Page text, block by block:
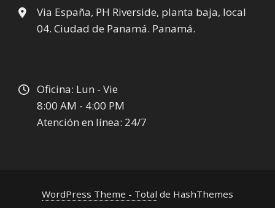
Via España, PH Riverside, planta baja, local
04. Ciudad de Panamá. Panamá.
Oficina: Lun - Vie
8:00 AM - 4:00 PM
Atención en línea: 24/7
WordPress Theme - Total de HashThemes